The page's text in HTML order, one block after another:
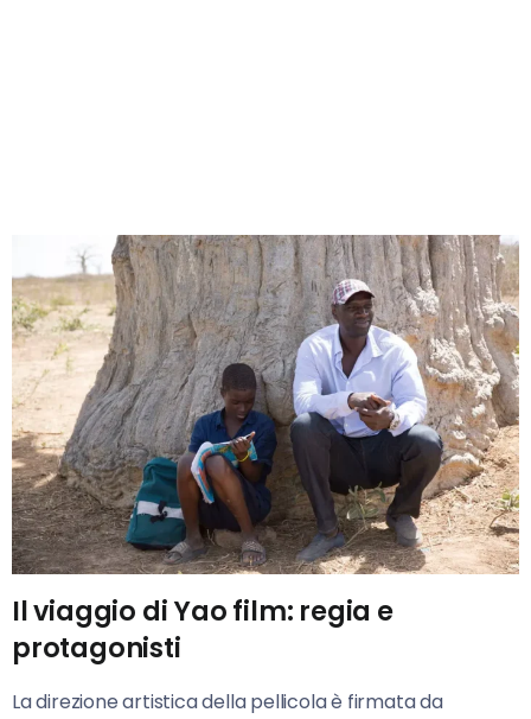
Il viaggio di Yao film: regia e
protagonisti
La direzione artistica della pellicola è firmata da